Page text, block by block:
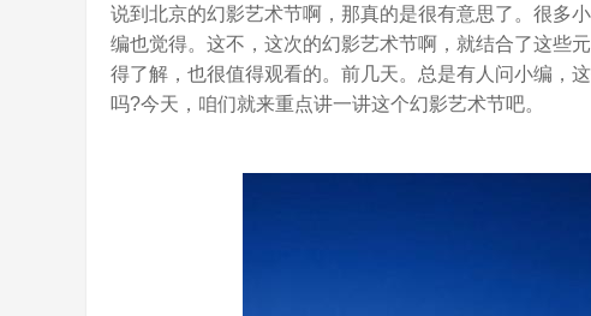
说到北京的幻影艺术节啊，那真的是很有意思了。很多
编也觉得。这不，这次的幻影艺术节啊，就结合了这些
得了解，也很值得观看的。前几天。总是有人问小编，
吗?今天，咱们就来重点讲一讲这个幻影艺术节吧。